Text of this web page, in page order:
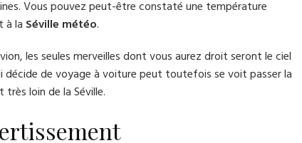
Vous pouvez peut-être constaté une température
à la Séville météo.
les seules merveilles dont vous aurez droit seront le ciel
décide de voyage à voiture peut toutefois se voit passer la
loin de la Séville.